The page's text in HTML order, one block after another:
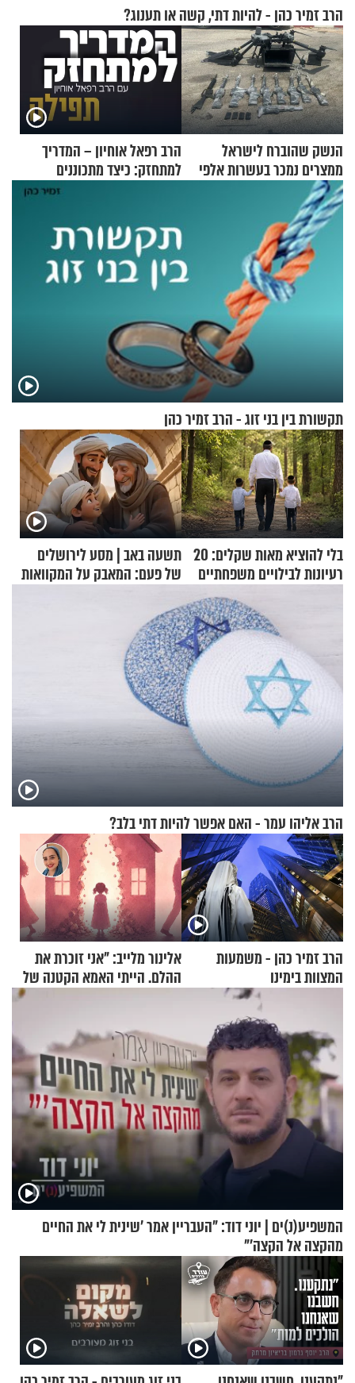
הרב זמיר כהן - להיות דתי, קשה או תענוג?
הנשק שהוברח לישראל
ממצרים נמכר בעשרות אלפי
שקלים
הרב רפאל אוחיון – המדריך
למתחזק: כיצד מתכוננים
תקשורת בין בני זוג - הרב זמיר כהן
בלי להוציא מאות שקלים: 20
רעיונות לבילויים משפחתיים
תשעה באב | מסע לירושלים
של פעם: המאבק על המקוואות
הרב אליהו עמר - האם אפשר להיות דתי בלב?
הרב זמיר כהן - משמעות
המצוות בימינו
אלינור מלייב: "אני זוכרת את
ההלם. הייתי האמא הקטנה של
המשפיע(נ)ים | יוני דוד: "העבריין אמר 'שינית לי את החיים
מהקצה אל הקצה'"